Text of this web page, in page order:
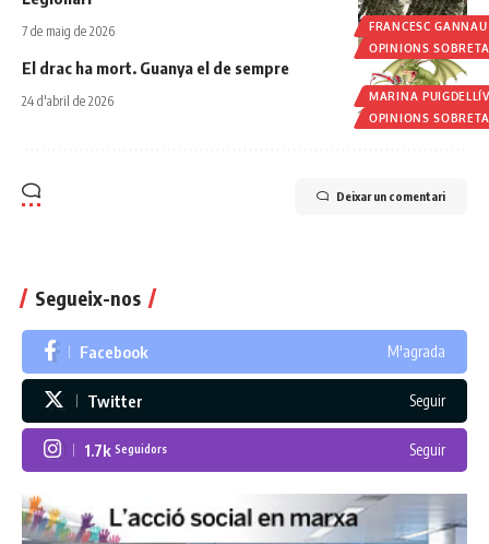
FRANCESC GANNAU
OPINIONS
7 de maig de 2026
MARINA
OPINIONS
El drac ha mort. Guanya el de sempre
24 d'abril de 2026
Deixar un comentari
Segueix-nos
Facebook M'agrada
Twitter Seguir
1.7k Seguidors Seguir